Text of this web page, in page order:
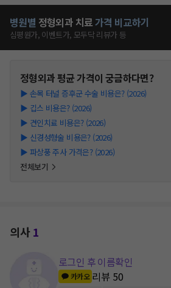
병원별 정형외과 치료가격 비교하기
심평원가, 이벤트가, 모두닥 리뷰가 등
정형외과평균 가격이 궁금하다면?
▶ 손목 터널 증후군 수술 비용은? (2026)
▶ 깁스 비용은? (2026)
▶ 견인치료 비용은? (2026)
▶ 신경성형술 비용은? (2026)
▶ 파상풍 주사 가격은? (2026)
전체보기
의사1
로그인 후 이름확인
카카오 리뷰 50